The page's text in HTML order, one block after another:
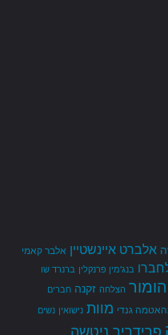
אלברט איינשטיין אלבר קאמי
בנג'מין פרנקלין ברנרד שו
הומור הצלחה זקנה חברים
גנדי מוות נישואין נשים
פרידריך ניטשה